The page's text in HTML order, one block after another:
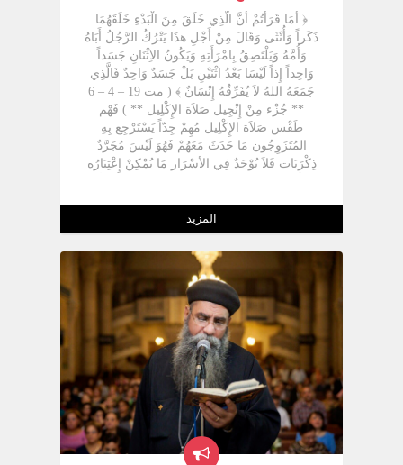
﴿ أَمَا قَرَأتُمْ أَنَّ الَّذِي خَلَقَ مِنَ الْبَدْءِ خَلَقَهُمَا
ذَكَراً وَأُنْثَى وَقَالَ مِنْ أَجْلِ هذَا يَتْرُكُ الرَّجُلُ أَبَاهُ
وَأُمَّهُ وَيَلْتَصِقُ بِامْرَأَتِهِ وَيَكُونُ الاِثْنَانِ جَسَداً
وَاحِداً إِذاً لَيْسَا بَعْدُ اثْنَيْنِ بَلْ جَسَدٌ وَاحِدٌ فَالَّذِي
جَمَعَهُ اللهُ لاَ يُفَرِّقُهُ إِنْسَانٌ ﴾ ( مت 19 – 4 – 6
** جُزْء مِنْ إِنْجِيل صَلاَة الإِكْلِيل ** ) فَهْم
طَقْس صَلاَة الإِكْلِيل مُهِمْ جِدّاً يَسْتَرْجِع بِهِ
المُتَزَوِجُون مَا حَدَثَ مَعَهُمْ فَهُوَ لَيْسَ مُجَرَّدٌ
ذِكْرَيَات فَلاَ يُوْجَدٌ فِي الأسْرَار مَا يُمْكِنْ إِعْتِبَارُه
لِلإِتِحَادٌ فَلاَ يُوْجَدٌ أكْثَر مِنْ ذلِك قَدَاسَة وَلاَ كَرَامَة
وَلاَ وَقَار وَلأِنَّنَا نَعِيش فِي مُجْتَمَع بِهِ دِيَانَات
أُخْرَى فَمِنْ المُمْكِنْ أنْ يَكُون الفِكْر الْمَسِيحِي
عَنْ الزَّوَاج قَدْ أُصِيبَ بِمَرَض لكِنْ عَلَيْنَا أنْ
نُعْطِي كَرَامَة حَقِيقِيَّة لِلسِّر الَّذِي قِيلَ عَنْهُ فِي
وَالكِنِيسَة أيْضاً تَكُون مُقَصِرَة أحْيَاناً فِي تَوْصِيل
التَّعْلِيم السَلِيم عَنْ كَرَامِة الزَّوَاج وَمِنْ هُنَا
يَرْتَبِك فِكْر الزَّوَاج بِفِكْر الإِنْسَان غِير البَتُول
عَلَى أنَّهُ فِي دَرَجَة أقَلْ وَأحْيَاناً هُنَاك عِبَارَات
فِي السِنِكْسَار تُعَبِّر عَنْ هَلاَك الإِنْسَان المُتَزَوِج
فَفِي سِيرِة القِدِيسَة مَارِينَا النَّاسِكَة فَبَعْد وَفَاة
وَالِدَتْهَا قَالَ لَهَا وَالِدْهَا عَنْ رَغْبَتُه فِي الذِهَاب
لِلدِير فَكَانَ رَدَّهَا ** أتَذْهَبْ لِلدِير وَتَتْرُكْنِي هُنَا
المزيد